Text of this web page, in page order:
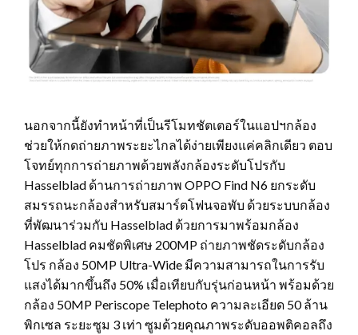
นอกจากนี้ยังทำหน้าที่เป็นรีโมทชัตเตอร์ในแอปฯกล้อง
ช่วยให้กดถ่ายภาพระยะไกลได้ง่ายเพียงแค่คลิกเดียว ตอบ
โจทย์ทุกการถ่ายภาพด้วยพลังกล้องระดับโปรกับ
Hasselblad ด้านการถ่ายภาพ OPPO Find N6 ยกระดับ
สมรรถนะกล้องสำหรับสมาร์ตโฟนจอพับ ด้วยระบบกล้อง
ที่พัฒนาร่วมกับ Hasselblad ด้วยการมาพร้อมกล้อง
Hasselblad คมชัดพิเศษ 200MP ถ่ายภาพชัดระดับกล้อง
โปร กล้อง 50MP Ultra-Wide มีความสามารถในการรับ
แสงได้มากขึ้นถึง 50% เมื่อเทียบกับรุ่นก่อนหน้า พร้อมด้วย
กล้อง 50MP Periscope Telephoto ความละเอียด 50 ล้าน
พิกเซล ระยะซูม 3 เท่า ซูมด้วยคุณภาพระดับออพติคอลถึง